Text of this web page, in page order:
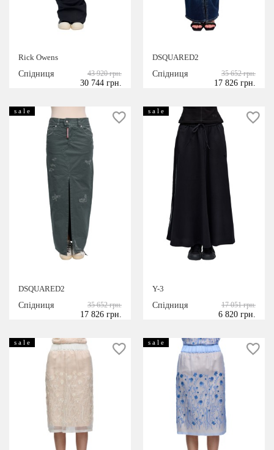
Rick Owens
Спідниця
43 920 грн.
30 744 грн.
DSQUARED2
Спідниця
35 652 грн.
17 826 грн.
s a l e
DSQUARED2
Спідниця
35 652 грн.
17 826 грн.
s a l e
Y-3
Спідниця
17 051 грн.
6 820 грн.
s a l e s a l e